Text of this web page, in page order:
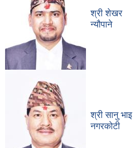
श्री शेखर
न्यौपाने
श्री सानु भाइ
नगरकोटी